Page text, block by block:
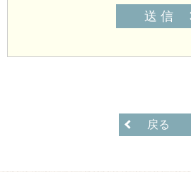
送 信
戻る